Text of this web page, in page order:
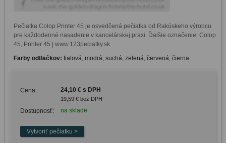
Pečiatka Colop Printer 45 je osvedčená pečiatka od Rakúskeho výrobcu
pre každodenné nasadenie v kancelárskej praxi. Ďalšie označenie: Colop
45, Printer 45 | www.123peciatky.sk
Farby odtlačkov: fialová, modrá, suchá, zelená, červená, čierna
Cena: 24,10 € s DPH
19,59 € bez DPH
Dostupnosť: na sklade